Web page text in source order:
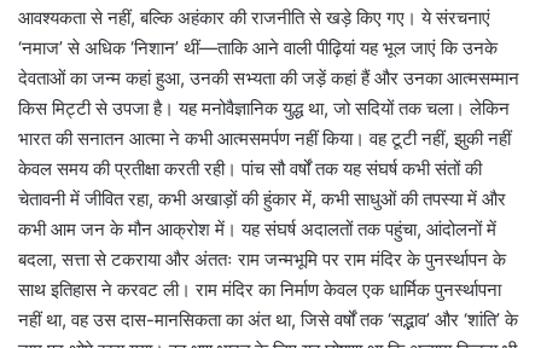
आवश्यकता से नहीं, बल्कि अहंकार की राजनीति से खड़े किए गए। ये संरचनाएं
‘नमाज’ से अधिक ‘निशान’ थीं—ताकि आने वाली पीढ़ियां यह भूल जाएं कि उनके
देवताओं का जन्म कहां हुआ, उनकी सभ्यता की जड़ें कहां हैं और उनका आत्मसम्मान
किस मिट्टी से उपजा है। यह मनोवैज्ञानिक युद्ध था, जो सदियों तक चला। लेकिन
भारत की सनातन आत्मा ने कभी आत्मसमर्पण नहीं किया। वह टूटी नहीं, झुकी नहीं
केवल समय की प्रतीक्षा करती रही। पांच सौ वर्षों तक यह संघर्ष कभी संतों की
चेतावनी में जीवित रहा, कभी अखाड़ों की हुंकार में, कभी साधुओं की तपस्या में और
कभी आम जन के मौन आक्रोश में। यह संघर्ष अदालतों तक पहुंचा, आंदोलनों में
बदला, सत्ता से टकराया और अंततः राम जन्मभूमि पर राम मंदिर के पुनर्स्थापन के
साथ इतिहास ने करवट ली। राम मंदिर का निर्माण केवल एक धार्मिक पुनर्स्थापना
नहीं था, वह उस दास-मानसिकता का अंत था, जिसे वर्षों तक ‘सद्भाव’ और ‘शांति’ के